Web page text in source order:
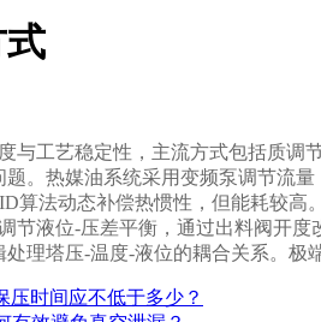
工艺稳定性，主流方式包括质调
。热媒油系统采用变频泵调节流
算法动态补偿热惯性，但能耗较高。
液位-压差平衡，通过出料阀开度
理塔压-温度-液位的耦合关系。极
压时间应不低于多少？